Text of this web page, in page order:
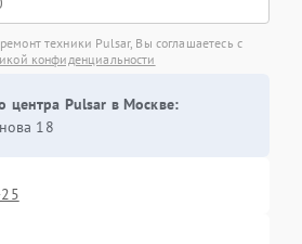
техники Pulsar, Вы соглашаетесь с
конфиденциальности
центра Pulsar в Москве:
18